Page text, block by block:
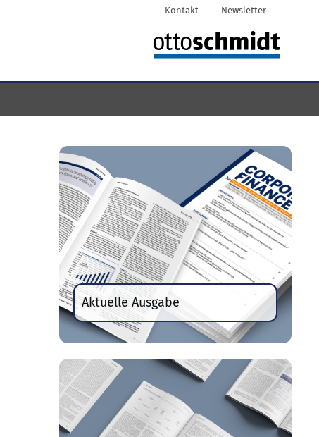
Kontakt Newsletter
Aktuelle Ausgabe